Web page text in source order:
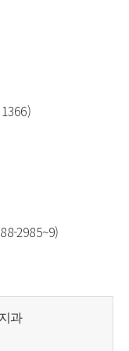
2985~9)
과